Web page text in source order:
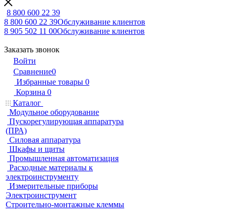
8 800 600 22 39
8 800 600 22 39Обслуживание клиентов
8 905 502 11 00Обслуживание клиентов
Заказать звонок
Войти
Сравнение0
Избранные товары 0
Корзина 0
Каталог
Модульное оборудование
Пускорегулирующая аппаратура
(ПРА)
Силовая аппаратура
Шкафы и щиты
Промышленная автоматизация
Расходные материалы к
электроинструменту
Измерительные приборы
Электроинструмент
Строительно-монтажные клеммы